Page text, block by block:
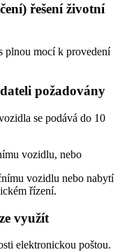
řešení životní
plnou mocí k provedení
požadovány
se podává do 10
vozidlu, nebo
vozidlu nebo nabytí
řízení.
využít
elektronickou poštou.